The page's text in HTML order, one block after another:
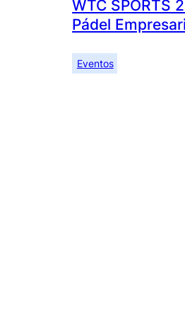
WTC SPORTS
Pádel
Eventos